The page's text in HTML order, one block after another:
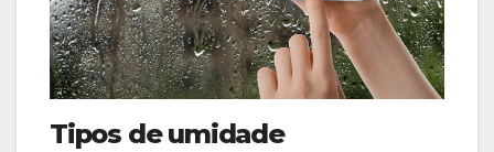
Tipos de umidade